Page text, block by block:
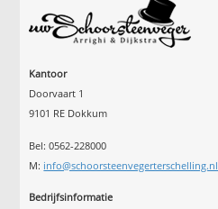
Kantoor
Doorvaart 1
9101 RE Dokkum
Bel: 0562-228000
M: info@schoorsteenvegerterschelling.nl
Bedrijfsinformatie